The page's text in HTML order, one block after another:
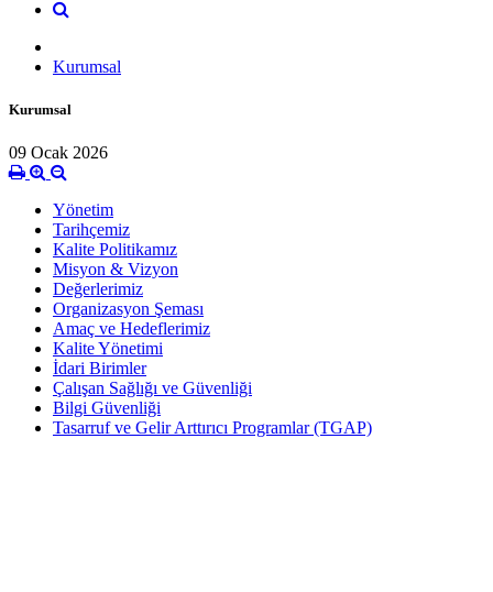
Kurumsal
Kurumsal
09 Ocak 2026
Yönetim
Tarihçemiz
Kalite Politikamız
Misyon & Vizyon
Değerlerimiz
Organizasyon Şeması
Amaç ve Hedeflerimiz
Kalite Yönetimi
İdari Birimler
Çalışan Sağlığı ve Güvenliği
Bilgi Güvenliği
Tasarruf ve Gelir Arttırıcı Programlar (TGAP)